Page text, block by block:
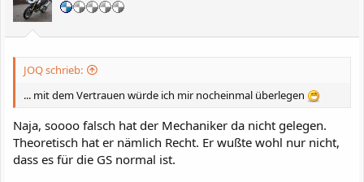
JOQ schrieb:
... mit dem Vertrauen würde ich mir nocheinmal überlegen
Naja, soooo falsch hat der Mechaniker da nicht gelegen.
Theoretisch hat er nämlich Recht. Er wußte wohl nur nicht,
dass es für die GS normal ist.